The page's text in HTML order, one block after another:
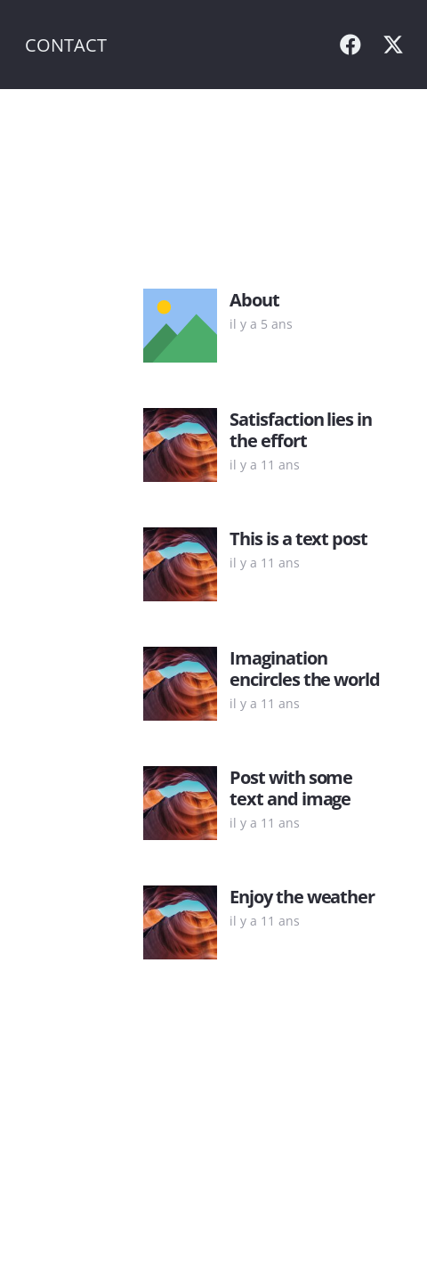
CONTACT
About
il y a 5 ans
Satisfaction lies in
the effort
il y a 11 ans
This is a text post
il y a 11 ans
Imagination
encircles the world
il y a 11 ans
Post with some
text and image
il y a 11 ans
Enjoy the weather
il y a 11 ans